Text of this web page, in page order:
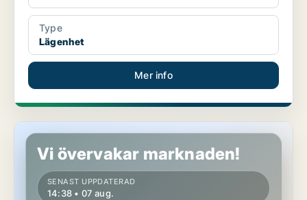
Type
Lägenhet
Mer info
Lägenhet i Karlskrona
Vi övervakar marknaden!
SENAST UPPDATERAD
14:38 • 07 aug.